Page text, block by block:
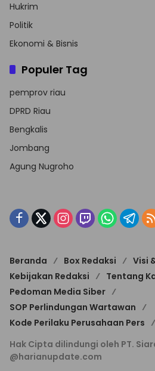
Hukrim
Politik
Ekonomi & Bisnis
Populer Tag
pemprov riau
DPRD Riau
Bengkalis
Jombang
Agung Nugroho
Beranda Box Redaksi
Visi
Kebijakan Redaksi
Tentang
Pedoman Media Siber
SOP Perlindungan Wartawan
Kode Perilaku Perusahaan Pers
Hak Cipta dilindungi oleh PT.
@harianupdate.com